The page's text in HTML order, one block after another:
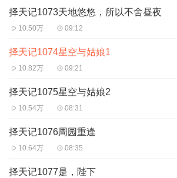
择天记1073天地悠悠，所以不舍昼夜
10.50万 09:12
择天记1074星空与姑娘1
10.82万 09:21
择天记1075星空与姑娘2
10.54万 08:31
择天记1076周园重逢
10.64万 08:35
择天记1077是，陛下